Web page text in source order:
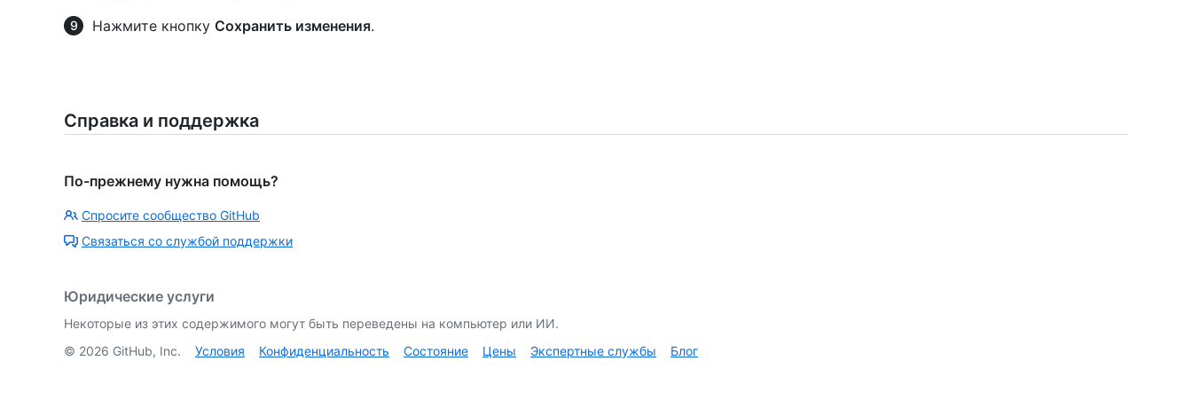
Нажмите кнопку Сохранить изменения.
Справка и поддержка
По-прежнему нужна помощь?
Спросите сообщество GitHub
Связаться со службой поддержки
Юридические услуги
Некоторые из этих содержимого могут быть переведены на компьютер или ИИ.
© 2026 GitHub, Inc. Условия Конфиденциальность Состояние Цены Экспертные службы Блог